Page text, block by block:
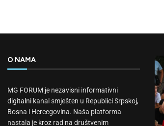
O NAMA
MG FORUM je nezavisni informativni
digitalni kanal smješten u Republici Srpskoj,
Bosna i Hercegovina. Naša platforma
nastala je kroz rad na društvenim